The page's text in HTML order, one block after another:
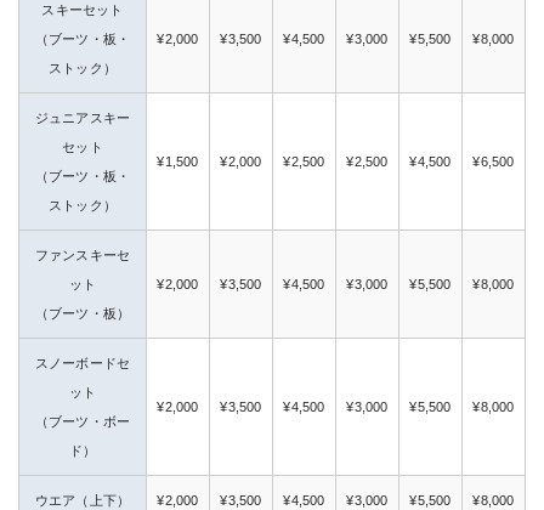
スキーセット
（ブーツ・板・
ストック）
¥2,000 ¥3,500 ¥4,500 ¥3,000 ¥5,500 ¥8,000
ジュニアスキー
セット
（ブーツ・板・
ストック）
¥1,500 ¥2,000 ¥2,500 ¥2,500 ¥4,500 ¥6,500
ファンスキーセ
ット
（ブーツ・板）
¥2,000 ¥3,500 ¥4,500 ¥3,000 ¥5,500 ¥8,000
スノーボードセ
ット
（ブーツ・ボー
ド）
¥2,000 ¥3,500 ¥4,500 ¥3,000 ¥5,500 ¥8,000
ウエア（上下） ¥2,000 ¥3,500 ¥4,500 ¥3,000 ¥5,500 ¥8,000